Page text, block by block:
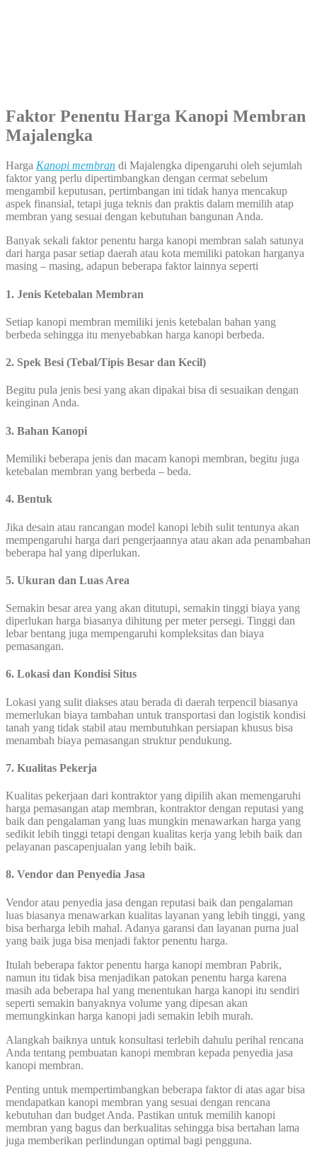
Faktor Penentu Harga Kanopi Membran
Majalengka
Harga Kanopi membran di Majalengka dipengaruhi oleh sejumlah
faktor yang perlu dipertimbangkan dengan cermat sebelum
mengambil keputusan, pertimbangan ini tidak hanya mencakup
aspek finansial, tetapi juga teknis dan praktis dalam memilih atap
membran yang sesuai dengan kebutuhan bangunan Anda.
Banyak sekali faktor penentu harga kanopi membran salah satunya
dari harga pasar setiap daerah atau kota memiliki patokan harganya
masing – masing, adapun beberapa faktor lainnya seperti
1. Jenis Ketebalan Membran
Setiap kanopi membran memiliki jenis ketebalan bahan yang
berbeda sehingga itu menyebabkan harga kanopi berbeda.
2. Spek Besi (Tebal/Tipis Besar dan Kecil)
Begitu pula jenis besi yang akan dipakai bisa di sesuaikan dengan
keinginan Anda.
3. Bahan Kanopi
Memiliki beberapa jenis dan macam kanopi membran, begitu juga
ketebalan membran yang berbeda – beda.
4. Bentuk
Jika desain atau rancangan model kanopi lebih sulit tentunya akan
mempengaruhi harga dari pengerjaannya atau akan ada penambahan
beberapa hal yang diperlukan.
5. Ukuran dan Luas Area
Semakin besar area yang akan ditutupi, semakin tinggi biaya yang
diperlukan harga biasanya dihitung per meter persegi. Tinggi dan
lebar bentang juga mempengaruhi kompleksitas dan biaya
pemasangan.
6. Lokasi dan Kondisi Situs
Lokasi yang sulit diakses atau berada di daerah terpencil biasanya
memerlukan biaya tambahan untuk transportasi dan logistik kondisi
tanah yang tidak stabil atau membutuhkan persiapan khusus bisa
menambah biaya pemasangan struktur pendukung.
7. Kualitas Pekerja
Kualitas pekerjaan dari kontraktor yang dipilih akan memengaruhi
harga pemasangan atap membran, kontraktor dengan reputasi yang
baik dan pengalaman yang luas mungkin menawarkan harga yang
sedikit lebih tinggi tetapi dengan kualitas kerja yang lebih baik dan
pelayanan pascapenjualan yang lebih baik.
8. Vendor dan Penyedia Jasa
Vendor atau penyedia jasa dengan reputasi baik dan pengalaman
luas biasanya menawarkan kualitas layanan yang lebih tinggi, yang
bisa berharga lebih mahal. Adanya garansi dan layanan purna jual
yang baik juga bisa menjadi faktor penentu harga.
Itulah beberapa faktor penentu harga kanopi membran Pabrik,
namun itu tidak bisa menjadikan patokan penentu harga karena
masih ada beberapa hal yang menentukan harga kanopi itu sendiri
seperti semakin banyaknya volume yang dipesan akan
memungkinkan harga kanopi jadi semakin lebih murah.
Alangkah baiknya untuk konsultasi terlebih dahulu perihal rencana
Anda tentang pembuatan kanopi membran kepada penyedia jasa
kanopi membran.
Penting untuk mempertimbangkan beberapa faktor di atas agar bisa
mendapatkan kanopi membran yang sesuai dengan rencana
kebutuhan dan budget Anda. Pastikan untuk memilih kanopi
membran yang bagus dan berkualitas sehingga bisa bertahan lama
juga memberikan perlindungan optimal bagi pengguna.